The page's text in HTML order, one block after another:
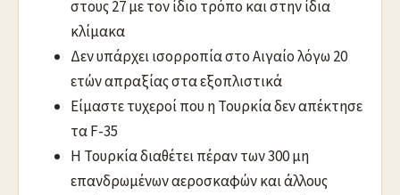
στους 27 με τον ίδιο τρόπο και στην ίδια
κλίμακα
Δεν υπάρχει ισορροπία στο Αιγαίο λόγω 20
ετών απραξίας στα εξοπλιστικά
Είμαστε τυχεροί που η Τουρκία δεν απέκτησε
τα F-35
Η Τουρκία διαθέτει πέραν των 300 μη
επανδρωμένων αεροσκαφών και άλλους